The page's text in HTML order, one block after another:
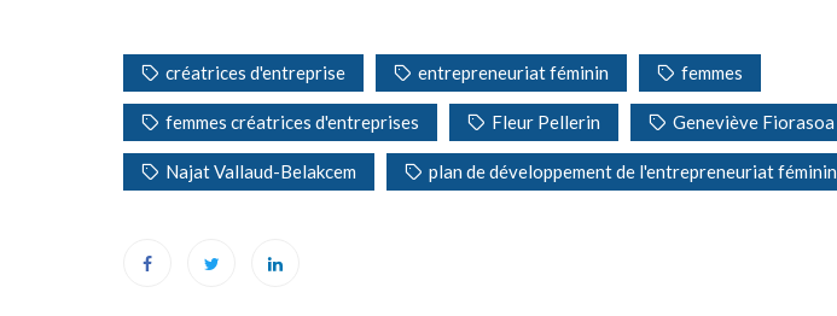
créatrices d'entreprise entrepreneuriat féminin femmes
femmes créatrices d'entreprises Fleur Pellerin Geneviève Fiorasoa
Najat Vallaud-Belakcem plan de développement de l'entrepreneuriat féminin